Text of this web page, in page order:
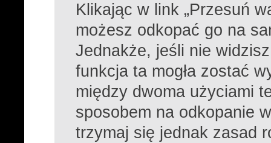
Klikając w link „Przesuń
możesz odkopać go na
Jednakże, jeśli nie
funkcja ta mogła zostać
między dwoma użyciami
sposobem na odkopanie
trzymaj się jednak zasad